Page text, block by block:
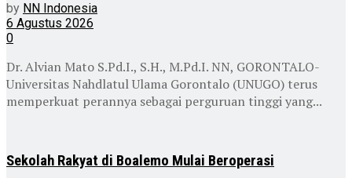
by NN Indonesia
6 Agustus 2026
0
Dr. Alvian Mato S.Pd.I., S.H., M.Pd.I. NN, GORONTALO-
Universitas Nahdlatul Ulama Gorontalo (UNUGO) terus
memperkuat perannya sebagai perguruan tinggi yang...
Sekolah Rakyat di Boalemo Mulai Beroperasi